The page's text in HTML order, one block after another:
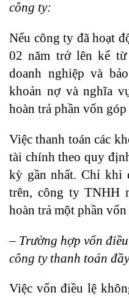
công ty:
Nếu công ty đã hoạt
02 năm trở lên kể
doanh nghiệp và
khoản nợ và nghĩa
hoàn trả phần vốn
Việc thanh toán các
tài chính theo quy
kỳ gần nhất. Chỉ khi
trên, công ty TNHH
hoàn trả một phần
– Trường hợp vốn
công ty thanh toán
Việc vốn điều lệ